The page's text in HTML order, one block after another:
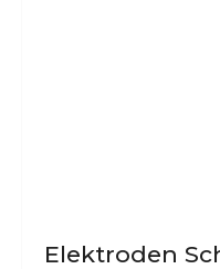
Elektroden